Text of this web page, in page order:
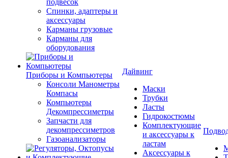
подвесок
Спинки, адаптеры и
аксессуары
Карманы грузовые
Карманы для
оборудования
Приборы и Компьютеры
Консоли Манометры
Компасы
Компьютеры
Декомпрессиметры
Запчасти для
декомпрессиметров
Газоанализаторы
Дайвинг
Маски
Трубки
Ласты
Гидрокостюмы
Комплектующие
и аксессуары к
ластам
Аксессуары к